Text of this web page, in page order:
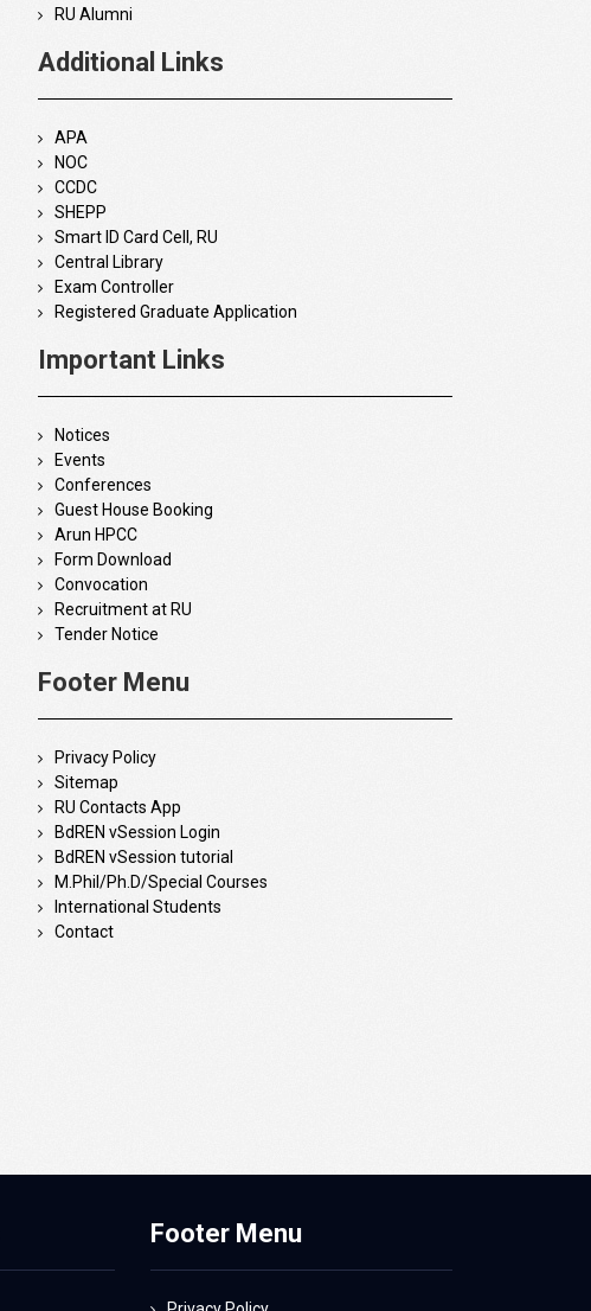
RU Alumni
Additional Links
APA
NOC
CCDC
SHEPP
Smart ID Card Cell, RU
Central Library
Exam Controller
Registered Graduate Application
Important Links
Notices
Events
Conferences
Guest House Booking
Arun HPCC
Form Download
Convocation
Recruitment at RU
Tender Notice
Footer Menu
Privacy Policy
Sitemap
RU Contacts App
BdREN vSession Login
BdREN vSession tutorial
M.Phil/Ph.D/Special Courses
International Students
Contact
Footer Menu